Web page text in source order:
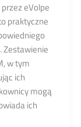
eVolpe
praktyczne
Zestawienie
w tym
ich
mogą
ich